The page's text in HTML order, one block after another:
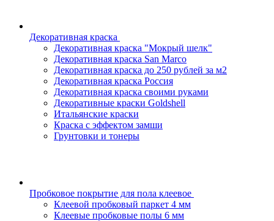
Декоративная краска
Декоративная краска "Мокрый шелк"
Декоративная краска San Marco
Декоративная краска до 250 рублей за м2
Декоративная краска Россия
Декоративная краска своими руками
Декоративные краски Goldshell
Итальянские краски
Краска с эффектом замши
Грунтовки и тонеры
Пробковое покрытие для пола клеевое
Клеевой пробковый паркет 4 мм
Клеевые пробковые полы 6 мм